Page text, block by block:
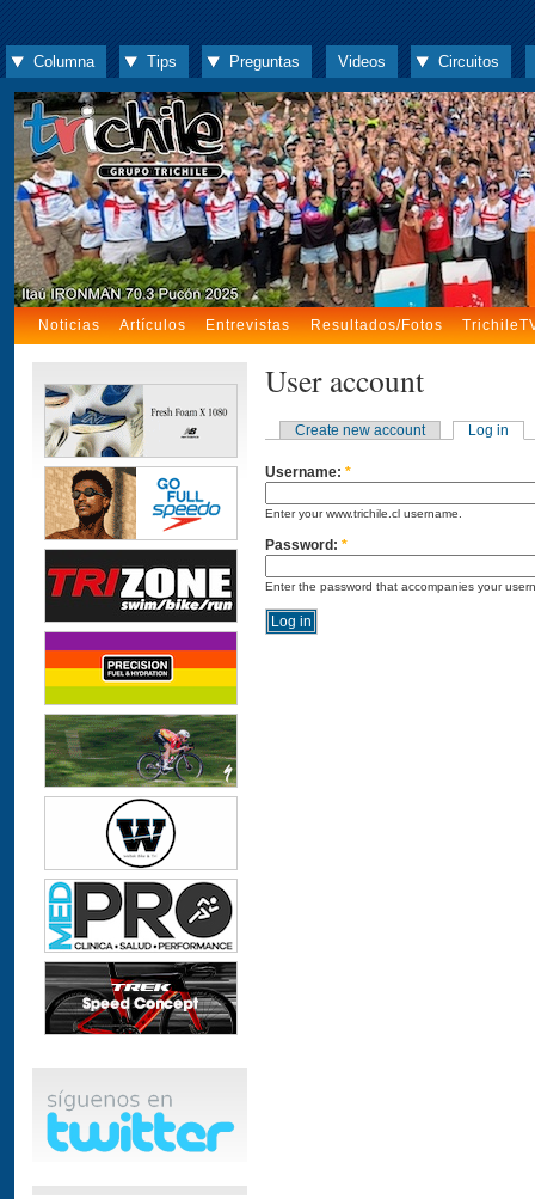
Columna Tips Preguntas Videos Circuitos
Noticias Artículos Entrevistas Resultados/Fotos
User account
Create new account Log in
Username: *
Enter your www.trichile.cl username.
Password: *
Enter the password that accompanies your